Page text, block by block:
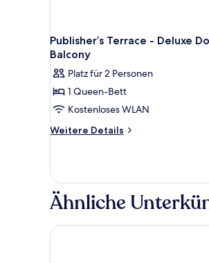
Publisher’s Terrace - Deluxe
Balcony
Platz für 2 Personen
1 Queen-Bett
Kostenloses WLAN
Weitere Details
Weitere
Terrace
-
Deluxe
Room
Ähnliche
Vintage Hotel Brussels